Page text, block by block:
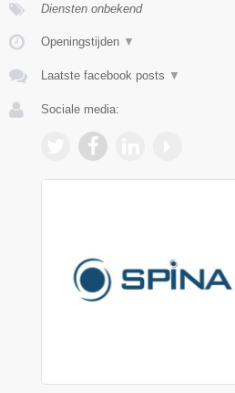
Diensten onbekend
Openingstijden ▼
Laatste facebook posts ▼
Sociale media: